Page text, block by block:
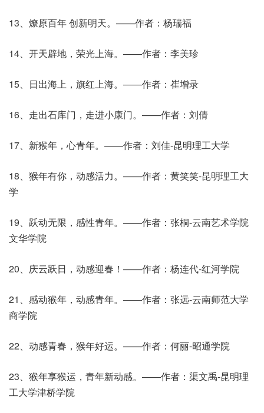
13、燎原百年 创新明天。——作者：杨瑞福
14、开天辟地，荣光上海。——作者：李美珍
15、日出海上，旗红上海。——作者：崔增录
16、走出石库门，走进小康门。——作者：刘倩
17、新猴年，心青年。——作者：刘佳-昆明理工大学
18、猴年有你，动感活力。——作者：黄笑笑-昆明理工大
学
19、跃动无限，感性青年。——作者：张桐-云南艺术学院
文华学院
20、庆云跃日，动感迎春！——作者：杨连代-红河学院
21、感动猴年，动感青年。——作者：张远-云南师范大学
商学院
22、动感青春，猴年好运。——作者：何丽-昭通学院
23、猴年享猴运，青年新动感。——作者：渠文禹-昆明理
工大学津桥学院